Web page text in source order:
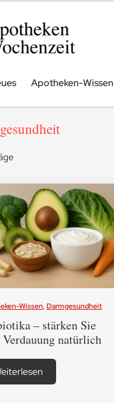
Apotheken-Wissen
Wissen,Darmgesundheit
– stärken Sie
natürlich